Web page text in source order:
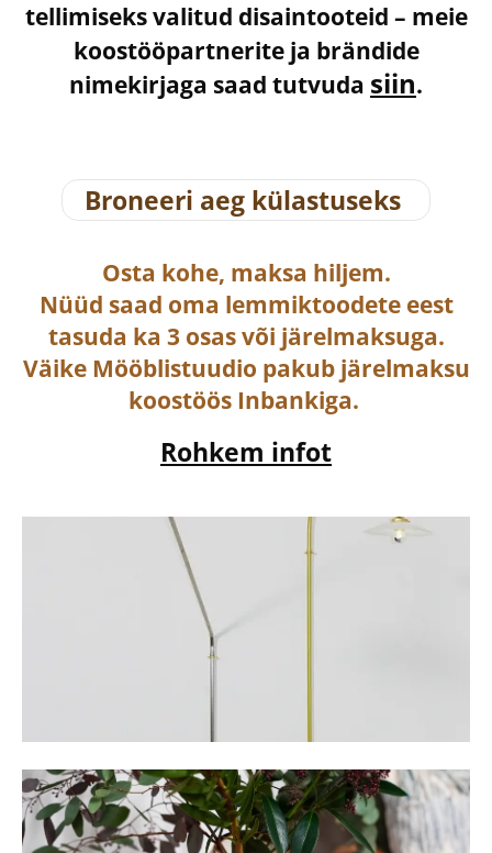
tellimiseks valitud disaintooteid – meie
koostööpartnerite ja brändide
nimekirjaga saad tutvuda siin.
Broneeri aeg külastuseks
Osta kohe, maksa hiljem.
Nüüd saad oma lemmiktoodete eest
tasuda ka 3 osas või järelmaksuga.
Väike Mööblistuudio pakub järelmaksu
koostöös Inbankiga.
Rohkem infot